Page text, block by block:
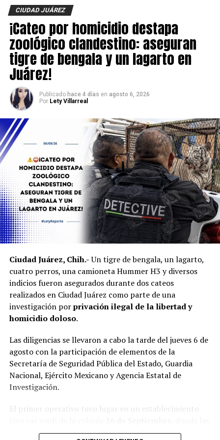
investigaciones para esclarecer el móvil del crimen y dar
con los responsables.
CIUDAD JUÁREZ
¡Cateo por homicidio destapa
zoológico clandestino: aseguran
tigre de bengala y un lagarto en
Juárez!
Publicado hace 4 días en agosto 6, 2026
Por Lety Villarreal
Ciudad Juárez, Chih.-Un tigre de bengala, un lagarto,
cuatro perros, una camioneta Hummer H3 y diversos
indicios fueron asegurados durante dos cateos
realizados en Ciudad Juárez como parte de una
investigación porprivación ilegal de la libertad y
homicidio doloso.
Las diligencias se llevaron a cabo la tarde del jueves 6 de
agosto con la participación de elementos de la
Secretaría de Seguridad Pública del Estado, Guardia
Nacional, Ejército Mexicano y Agencia Estatal de
Investigación.
El primer operativo tuvo lugar en un establecimiento
autoridades localizaron al tigre de bengala dentro de